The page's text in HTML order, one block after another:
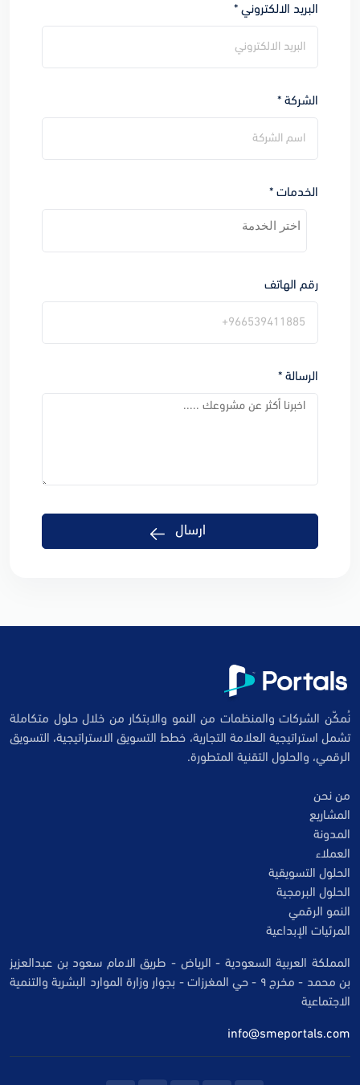
البريد الالكتروني *
الشركة *
الخدمات *
رقم الهاتف
الرسالة *
ارسال
نُمكّن الشركات والمنظمات من النمو والابتكار من خلال حلول متكاملة
تشمل استراتيجية العلامة التجارية، خطط التسويق الاستراتيجية، التسويق
الرقمي، والحلول التقنية المتطورة.
من نحن
المشاريع
المدونة
العملاء
الحلول التسويقية
الحلول البرمجية
النمو الرقمي
المرئيات الإبداعية
المملكة العربية السعودية - الرياض - طريق الامام سعود بن عبدالعزيز
بن محمد - مخرج ٩ - حي المغرزات - بجوار وزارة الموارد البشرية والتنمية
الاجتماعية
info@smeportals.com